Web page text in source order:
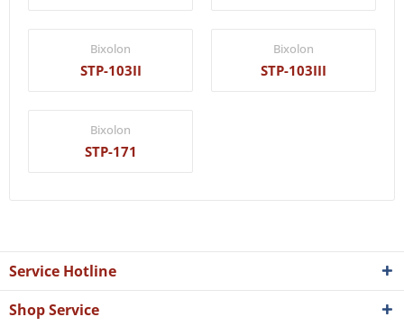
Bixolon
STP-103II
Bixolon
STP-103III
Bixolon
STP-171
Service Hotline
Shop Service